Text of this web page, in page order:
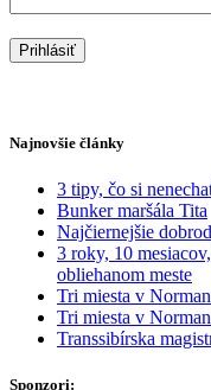
Najnovšie články
3 tipy, čo si
Bunker maršála Tita
Najčiernejšie
3 roky, 10
obliehanom meste
Tri miesta v
Tri miesta v
Transsibírska
Sponzori: